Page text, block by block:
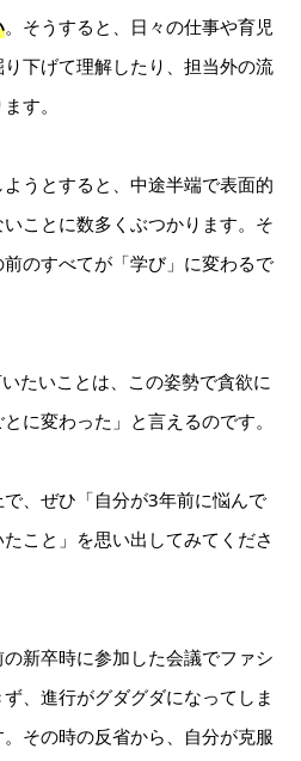
。そうすると、日々の仕事や育児
下げて理解したり、担当外の流
す。
うとすると、中途半端で表面的
ことに数多くぶつかります。そ
前のすべてが「学び」に変わるで
たいことは、この姿勢で貪欲に
に変わった」と言えるのです。
、ぜひ「自分が3年前に悩んで
こと」を思い出してみてくださ
新卒時に参加した会議でファシ
、進行がグダグダになってしま
その時の反省から、自分が克服